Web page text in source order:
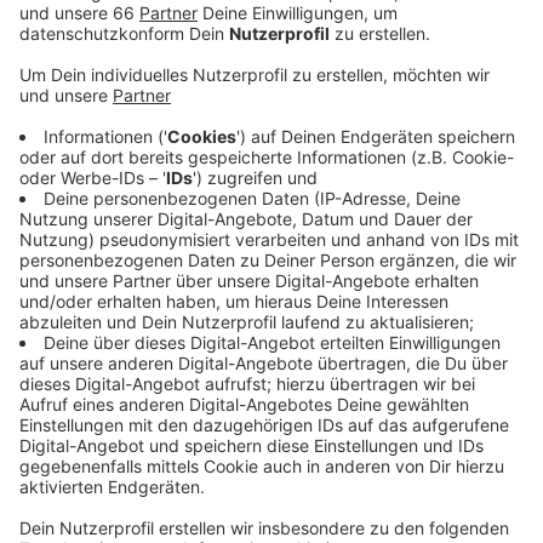
Veröffentlicht:Freitag, 12.03.2021 14:18
Sie war erlassen worden, weil an einem sonnigen
Wochenende im Februar hunderttausende Menschen
(laut Stadt 700.000) an den Rhein geströmt waren. Die
Maskenpflicht hingegen bleibt. Damit müssen wir
entlang der Rheinuferpromenade beim Spaziergang
weiterhin eine Maske tragen - und zwar täglich
zwischen 10 Uhr Morgens und 1 Uhr Nachts.
So haben wir zu Beginn über das Verweilverbot
berichtet
Per Eilantrag hatten Bürger versucht dagegen
vorzugehen